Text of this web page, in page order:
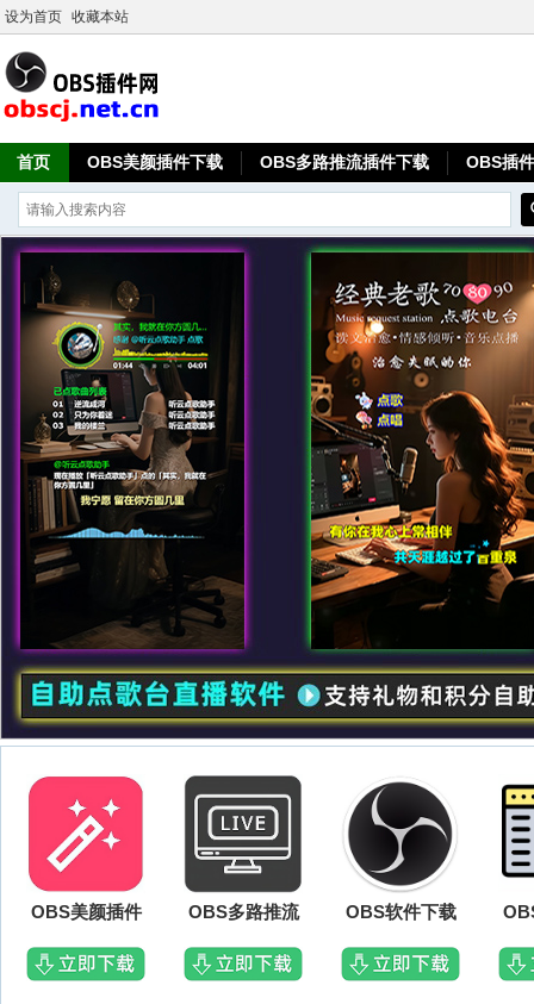
设为首页 收藏本站
首页 OBS美颜插件下载 OBS多路推流插件下载 OBS插
OBS美颜插件 OBS多路推流 OBS软件下载